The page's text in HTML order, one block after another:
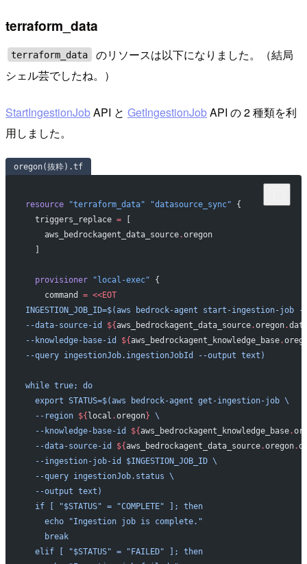
terraform_data
terraform_data
のリソースは以下になりました。（結局
シェル芸でしたね。）
StartIngestionJobAPI と GetIngestionJobAPI の 2 種類を利
用しました。
oregon(抜粋).tf
resource "terraform_data" "datasource_sync" {
  triggers_replace
= [
    aws_bedrockagent_data_source
.oregon
  ]
  provisioner
"local-exec" {
    command
= <<EOT
INGESTION_JOB_ID=$(aws bedrock-agent start-ingestion-job
--data-source-id ${aws_bedrockagent_data_source.oregon.
--knowledge-base-id ${aws_bedrockagent_knowledge_base.
--query ingestionJob.ingestionJobId --output text)
while true; do
  export STATUS=$(aws bedrock-agent get-ingestion-job \
  --region
${local .oregon} \
  --knowledge-base-id
${aws_bedrockagent_knowledge_base.
  --data-source-id
${aws_bedrockagent_data_source.oregon.
  --ingestion-job-id $INGESTION_JOB_ID \
  --query ingestionJob.status \
  --output text)
  if [ "$STATUS" = "COMPLETE" ]; then
    echo "Ingestion job is complete."
    break
  elif [ "$STATUS" = "FAILED" ]; then